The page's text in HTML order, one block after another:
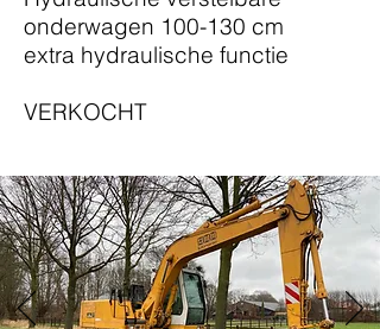
onderwagen 100-130 cm
extra hydraulische functie
VERKOCHT